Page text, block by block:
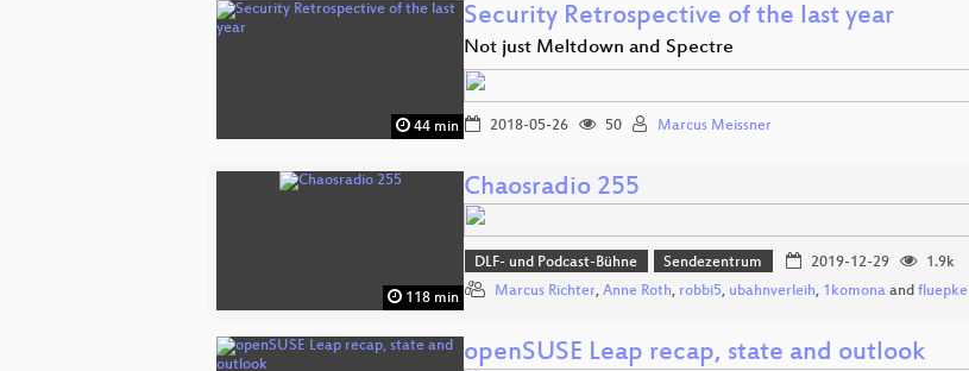
44 min
Security Retrospective of the last year
Not just Meltdown and Spectre
2018-05-26 50 Marcus Meissner
118 min
Chaosradio 255
DLF- und Podcast-Bühne Sendezentrum 2019-12-29
1.9k
Marcus Richter, Anne Roth, robbi5, ubahnverleih, 1komona and fluepke
openSUSE Leap recap, state and outlook